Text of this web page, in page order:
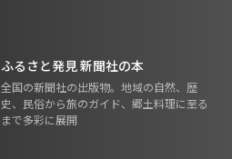
ふるさと発見 新聞社の本
全国の新聞社の出版物。地域の自然、歴
史、民俗から旅のガイド、郷土料理に至る
まで多彩に展開